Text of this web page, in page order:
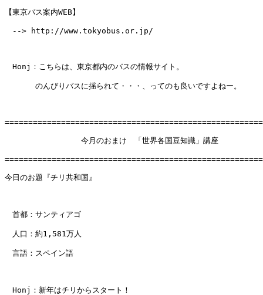
【東京バス案内WEB】
--> http://www.tokyobus.or.jp/
Honj：こちらは、東京都内のバスの情報サイト。
のんびりバスに揺られて・・・、ってのも良いですよねー。
今月のおまけ　「世界各国豆知識」講座
今日のお題『チリ共和国』
首都：サンティアゴ
人口：約1,581万人
言語：スペイン語
Honj：新年はチリからスタート！